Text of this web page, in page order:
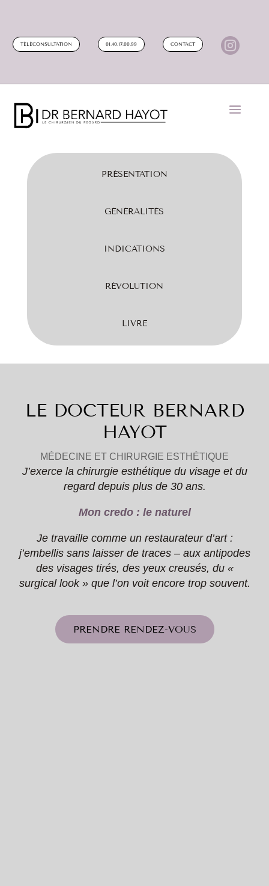
TÉLÉCONSULTATION 01.40.17.00.99 CONTACT 
PRÉSENTATION
GÉNÉRALITÉS
INDICATIONS
RÉVOLUTION
LIVRE
LE DOCTEUR BERNARD
HAYOT
MÉDECINE ET CHIRURGIE ESTHÉTIQUE
J’exerce la chirurgie esthétique du visage et du
regard depuis plus de 30 ans.
Mon credo : le naturel
Je travaille comme un restaurateur d’art :
j’embellis sans laisser de traces – aux antipodes
des visages tirés, des yeux creusés, du «
surgical look » que l’on voit encore trop souvent.
PRENDRE RENDEZ-VOUS